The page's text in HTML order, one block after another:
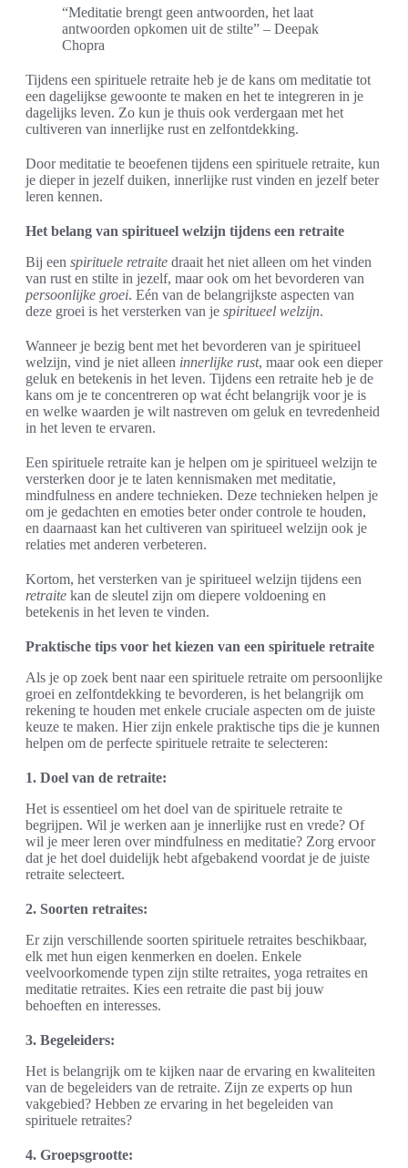
“Meditatie brengt geen antwoorden, het laat
antwoorden opkomen uit de stilte” – Deepak
Chopra
Tijdens een spirituele retraite heb je de kans om meditatie tot
een dagelijkse gewoonte te maken en het te integreren in je
dagelijks leven. Zo kun je thuis ook verdergaan met het
cultiveren van innerlijke rust en zelfontdekking.
Door meditatie te beoefenen tijdens een spirituele retraite, kun
je dieper in jezelf duiken, innerlijke rust vinden en jezelf beter
leren kennen.
Het belang van spiritueel welzijn tijdens een retraite
Bij een spirituele retraite draait het niet alleen om het vinden
van rust en stilte in jezelf, maar ook om het bevorderen van
persoonlijke groei. Eén van de belangrijkste aspecten van
deze groei is het versterken van je spiritueel welzijn.
Wanneer je bezig bent met het bevorderen van je spiritueel
welzijn, vind je niet alleen innerlijke rust, maar ook een dieper
geluk en betekenis in het leven. Tijdens een retraite heb je de
kans om je te concentreren op wat écht belangrijk voor je is
en welke waarden je wilt nastreven om geluk en tevredenheid
in het leven te ervaren.
Een spirituele retraite kan je helpen om je spiritueel welzijn te
versterken door je te laten kennismaken met meditatie,
mindfulness en andere technieken. Deze technieken helpen je
om je gedachten en emoties beter onder controle te houden,
en daarnaast kan het cultiveren van spiritueel welzijn ook je
relaties met anderen verbeteren.
Kortom, het versterken van je spiritueel welzijn tijdens een
retraite kan de sleutel zijn om diepere voldoening en
betekenis in het leven te vinden.
Praktische tips voor het kiezen van een spirituele retraite
Als je op zoek bent naar een spirituele retraite om persoonlijke
groei en zelfontdekking te bevorderen, is het belangrijk om
rekening te houden met enkele cruciale aspecten om de juiste
keuze te maken. Hier zijn enkele praktische tips die je kunnen
helpen om de perfecte spirituele retraite te selecteren:
1. Doel van de retraite:
Het is essentieel om het doel van de spirituele retraite te
begrijpen. Wil je werken aan je innerlijke rust en vrede? Of
wil je meer leren over mindfulness en meditatie? Zorg ervoor
dat je het doel duidelijk hebt afgebakend voordat je de juiste
retraite selecteert.
2. Soorten retraites:
Er zijn verschillende soorten spirituele retraites beschikbaar,
elk met hun eigen kenmerken en doelen. Enkele
veelvoorkomende typen zijn stilte retraites, yoga retraites en
meditatie retraites. Kies een retraite die past bij jouw
behoeften en interesses.
3. Begeleiders:
Het is belangrijk om te kijken naar de ervaring en kwaliteiten
van de begeleiders van de retraite. Zijn ze experts op hun
vakgebied? Hebben ze ervaring in het begeleiden van
spirituele retraites?
4. Groepsgrootte: